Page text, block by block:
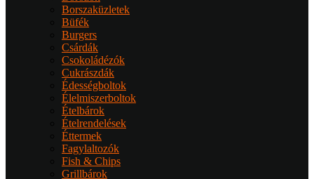
Borszaküzletek
Büfék
Burgers
Csárdák
Csokoládézók
Cukrászdák
Édességboltok
Élelmiszerboltok
Ételbárok
Ételrendelések
Éttermek
Fagylaltozók
Fish & Chips
Grillbárok